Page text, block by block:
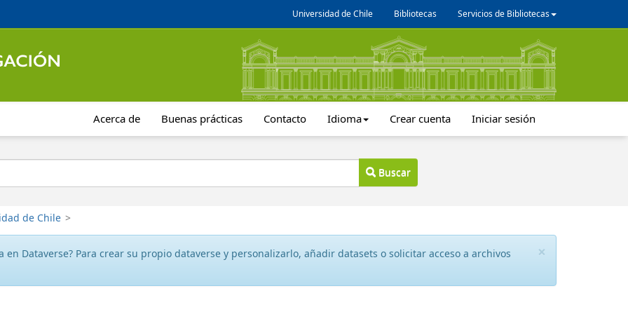
Universidad de Chile Bibliotecas Servicios de Bibliotecas
Acerca de Buenas prácticas Contacto Idioma Crear cuenta Iniciar sesión
Buscar
de Chile >
×
en Dataverse? Para crear su propio dataverse y personalizarlo, añadir datasets o solicitar acceso a archivos